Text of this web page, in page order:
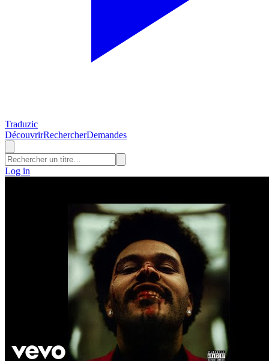
Traduzic
DécouvrirRechercherDemandes
Log in